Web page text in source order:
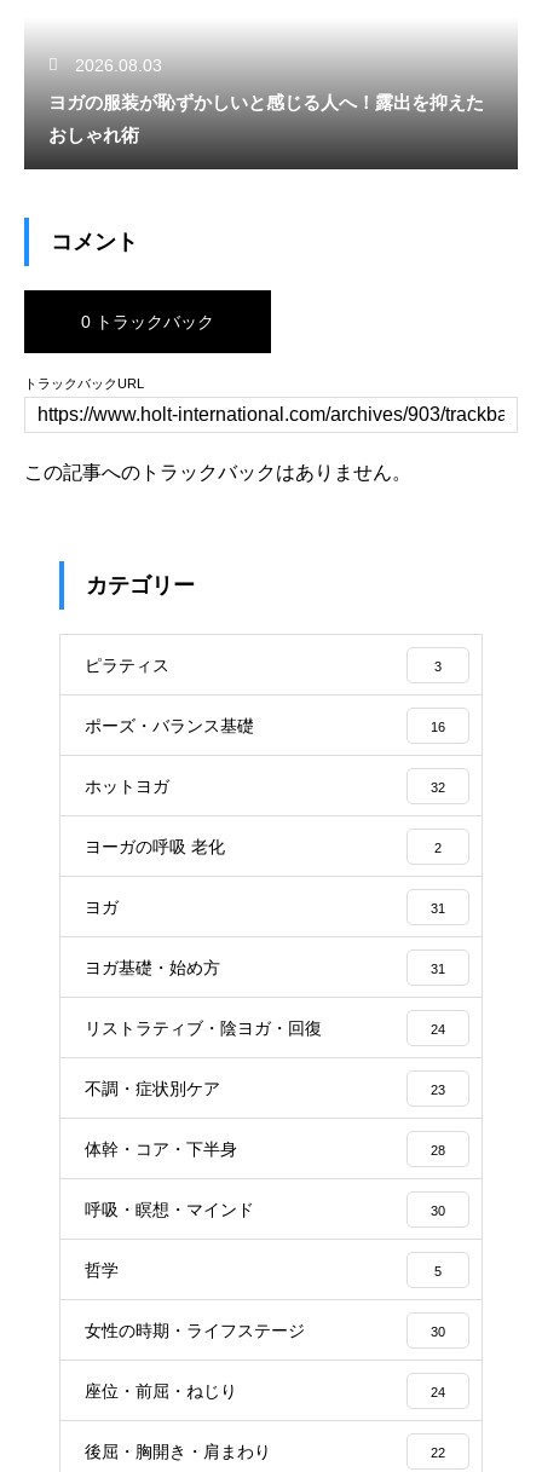
2026.08.03
ヨガの服装が恥ずかしいと感じる人へ！露出を抑えた
おしゃれ術
コメント
0 トラックバック
トラックバックURL
この記事へのトラックバックはありません。
カテゴリー
ピラティス 3
ポーズ・バランス基礎 16
ホットヨガ 32
ヨーガの呼吸 老化 2
ヨガ 31
ヨガ基礎・始め方 31
リストラティブ・陰ヨガ・回復 24
不調・症状別ケア 23
体幹・コア・下半身 28
呼吸・瞑想・マインド 30
哲学 5
女性の時期・ライフステージ 30
座位・前屈・ねじり 24
後屈・胸開き・肩まわり 22